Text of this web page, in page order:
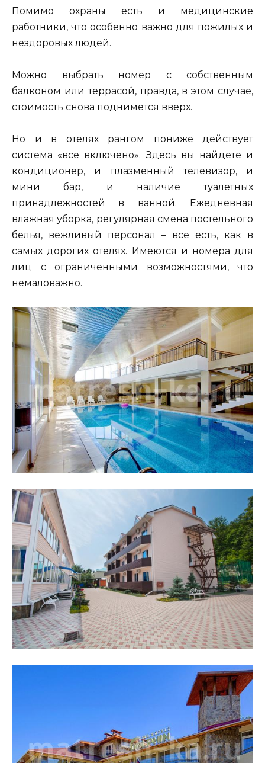
Помимо охраны есть и медицинские
работники, что особенно важно для пожилых и
нездоровых людей.
Можно выбрать номер с собственным
балконом или террасой, правда, в этом случае,
стоимость снова поднимется вверх.
Но и в отелях рангом пониже действует
система «все включено». Здесь вы найдете и
кондиционер, и плазменный телевизор, и
мини бар, и наличие туалетных
принадлежностей в ванной. Ежедневная
влажная уборка, регулярная смена постельного
белья, вежливый персонал – все есть, как в
самых дорогих отелях. Имеются и номера для
лиц с ограниченными возможностями, что
немаловажно.